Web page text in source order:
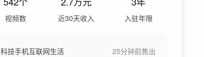
视频数 近30天收入 入驻年限
科技手机互联网生活 25分钟前售出